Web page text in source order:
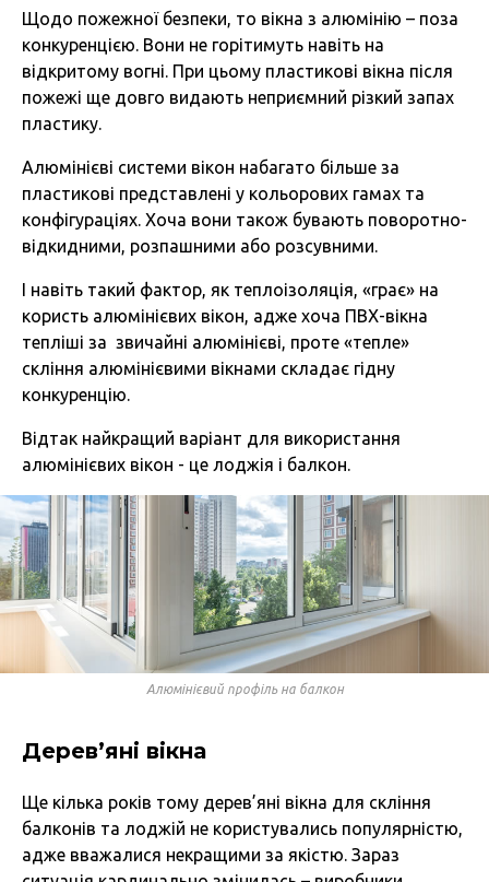
Щодо пожежної безпеки, то вікна з алюмінію – поза
конкуренцією. Вони не горітимуть навіть на
відкритому вогні. При цьому пластикові вікна після
пожежі ще довго видають неприємний різкий запах
пластику.
Алюмінієві системи вікон набагато більше за
пластикові представлені у кольорових гамах та
конфігураціях. Хоча вони також бувають поворотно-
відкидними, розпашними або розсувними.
І навіть такий фактор, як теплоізоляція, «грає» на
користь алюмінієвих вікон, адже хоча ПВХ-вікна
тепліші за звичайні алюмінієві, проте «тепле»
скління алюмінієвими вікнами складає гідну
конкуренцію.
Відтак найкращий варіант для використання
алюмінієвих вікон - це лоджія і балкон.
Алюмінієвий профіль на балкон
Дерев’яні вікна
Ще кілька років тому дерев’яні вікна для скління
балконів та лоджій не користувались популярністю,
адже вважалися некращими за якістю. Зараз